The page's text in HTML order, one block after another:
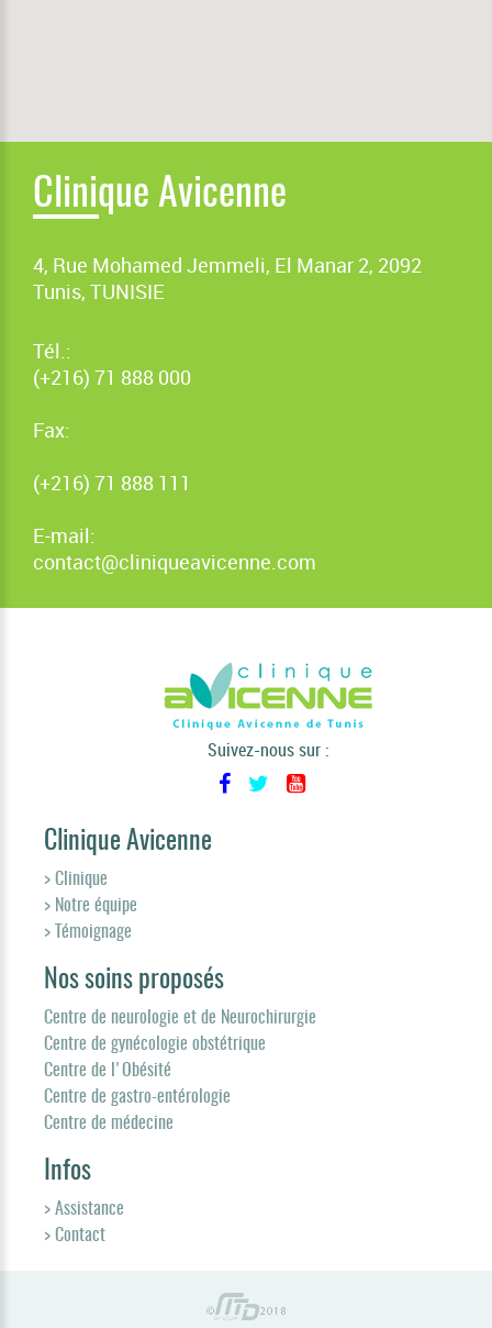
Clinique Avicenne
4, Rue Mohamed Jemmeli, El Manar 2, 2092
Tunis, TUNISIE
Tél.:
(+216) 71 888 000
Fax:
(+216) 71 888 111
E-mail:
contact@cliniqueavicenne.com
Suivez-nous sur :
Clinique Avicenne
> Clinique
> Notre équipe
> Témoignage
Nos soins proposés
Centre de neurologie et de Neurochirurgie
Centre de gynécologie obstétrique
Centre de l'Obésité
Centre de gastro-entérologie
Centre de médecine
Infos
> Assistance
> Contact